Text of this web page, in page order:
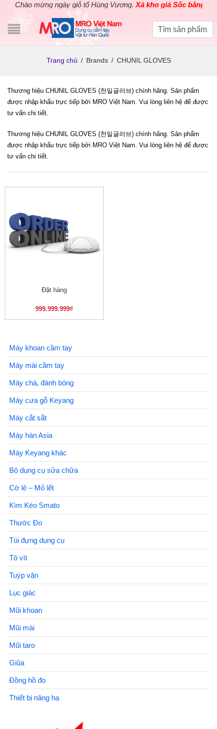
Chào mừng ngày giỗ tổ Hùng Vương.Xả kho giá Sốc bằng giá
Trang chủ / Brands / CHUNIL GLOVES
Thương hiệu CHUNIL GLOVES (천일글러브) chính hãng. Sản phẩm
được nhập khẩu trực tiếp bởi MRO Việt Nam. Vui lòng liên hệ để được
tư vấn chi tiết.
Thương hiệu CHUNIL GLOVES (천일글러브) chính hãng. Sản phẩm
được nhập khẩu trực tiếp bởi MRO Việt Nam. Vui lòng liên hệ để được
tư vấn chi tiết.
Đặt hàng
999.999.999₫
Máy khoan cầm tay
Máy mài cầm tay
Máy chà, đánh bóng
Máy cưa gỗ Keyang
Máy cắt sắt
Máy hàn Asia
Máy Keyang khác
Bộ dụng cụ sửa chữa
Cờ lê – Mỏ lết
Kìm Kéo Smato
Thước Đo
Túi đựng dụng cụ
Tô vít
Tuýp vặn
Lục giác
Mũi khoan
Mũi mài
Mũi taro
Giũa
Đồng hồ đo
Thiết bị nâng hạ